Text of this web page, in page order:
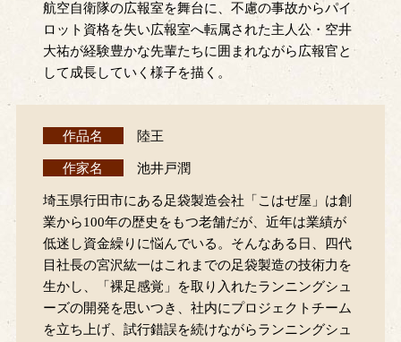
航空自衛隊の広報室を舞台に、不慮の事故からパイ
ロット資格を失い広報室へ転属された主人公・空井
大祐が経験豊かな先輩たちに囲まれながら広報官と
して成長していく様子を描く。
作品名 陸王
作家名 池井戸潤
埼玉県行田市にある足袋製造会社「こはぜ屋」は創
業から100年の歴史をもつ老舗だが、近年は業績が
低迷し資金繰りに悩んでいる。そんなある日、四代
目社長の宮沢紘一はこれまでの足袋製造の技術力を
生かし、「裸足感覚」を取り入れたランニングシュ
ーズの開発を思いつき、社内にプロジェクトチーム
を立ち上げ、試行錯誤を続けながらランニングシュ